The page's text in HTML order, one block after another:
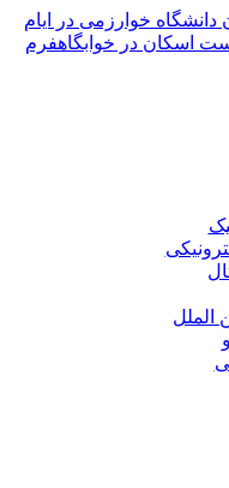
خوارزمی در ایام
اسکان در خوابگاهفرم